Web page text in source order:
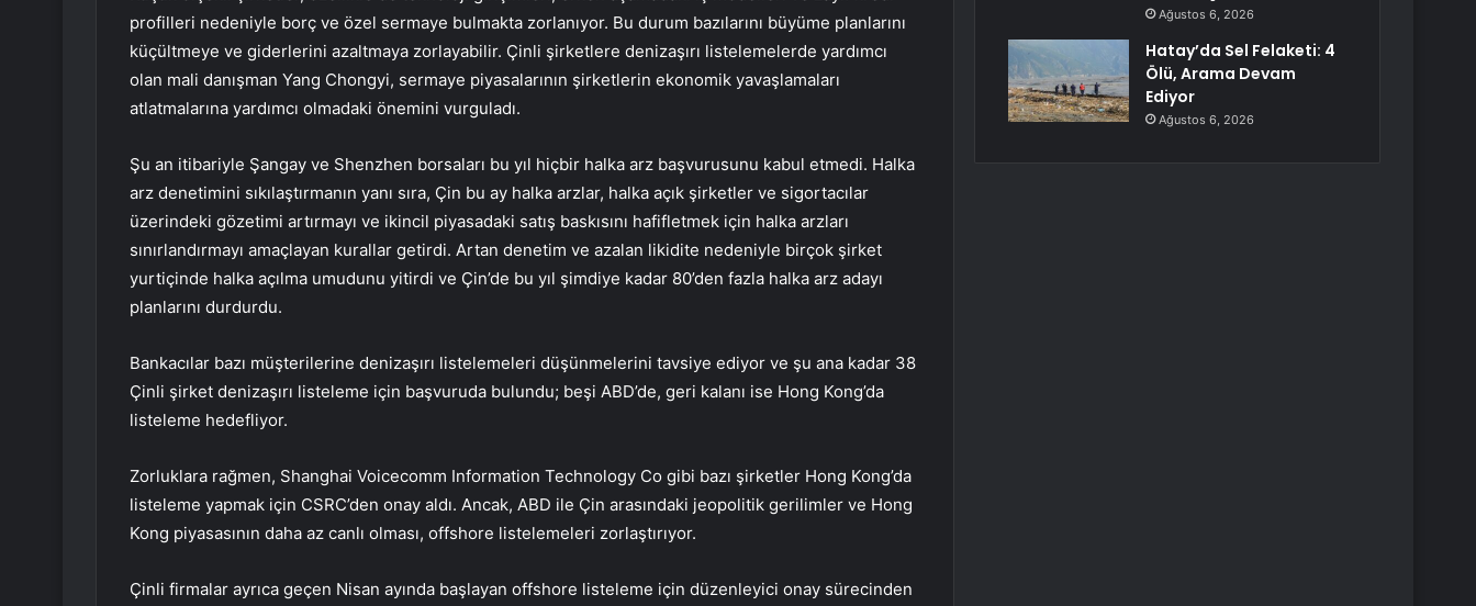
profilleri nedeniyle borç ve özel sermaye bulmakta zorlanıyor. Bu durum bazılarını büyüme planlarını
küçültmeye ve giderlerini azaltmaya zorlayabilir. Çinli şirketlere denizaşırı listelemelerde yardımcı
olan mali danışman Yang Chongyi, sermaye piyasalarının şirketlerin ekonomik yavaşlamaları
atlatmalarına yardımcı olmadaki önemini vurguladı.
Şu an itibariyle Şangay ve Shenzhen borsaları bu yıl hiçbir halka arz başvurusunu kabul etmedi. Halka
arz denetimini sıkılaştırmanın yanı sıra, Çin bu ay halka arzlar, halka açık şirketler ve sigortacılar
üzerindeki gözetimi artırmayı ve ikincil piyasadaki satış baskısını hafifletmek için halka arzları
sınırlandırmayı amaçlayan kurallar getirdi. Artan denetim ve azalan likidite nedeniyle birçok şirket
yurtiçinde halka açılma umudunu yitirdi ve Çin’de bu yıl şimdiye kadar 80’den fazla halka arz adayı
planlarını durdurdu.
Bankacılar bazı müşterilerine denizaşırı listelemeleri düşünmelerini tavsiye ediyor ve şu ana kadar 38
Çinli şirket denizaşırı listeleme için başvuruda bulundu; beşi ABD’de, geri kalanı ise Hong Kong’da
listeleme hedefliyor.
Zorluklara rağmen, Shanghai Voicecomm Information Technology Co gibi bazı şirketler Hong Kong’da
listeleme yapmak için CSRC’den onay aldı. Ancak, ABD ile Çin arasındaki jeopolitik gerilimler ve Hong
Kong piyasasının daha az canlı olması, offshore listelemeleri zorlaştırıyor.
Çinli firmalar ayrıca geçen Nisan ayında başlayan offshore listeleme için düzenleyici onay sürecinden
Ağustos 6, 2026
Hatay’da Sel Felaketi: 4
Ölü, Arama Devam
Ediyor
Ağustos 6, 2026